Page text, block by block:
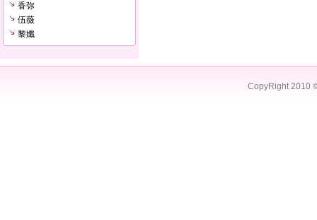
香弥
伍薇
黎孅
CopyRight 2010